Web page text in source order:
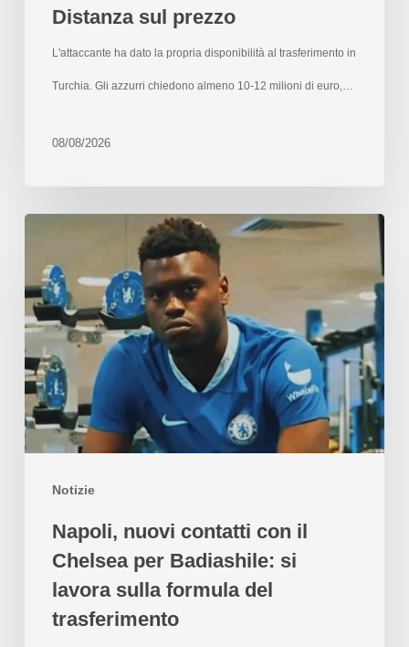
Distanza sul prezzo
L'attaccante ha dato la propria disponibilità al trasferimento in
Turchia. Gli azzurri chiedono almeno 10-12 milioni di euro,…
08/08/2026
Notizie
Napoli, nuovi contatti con il
Chelsea per Badiashile: si
lavora sulla formula del
trasferimento